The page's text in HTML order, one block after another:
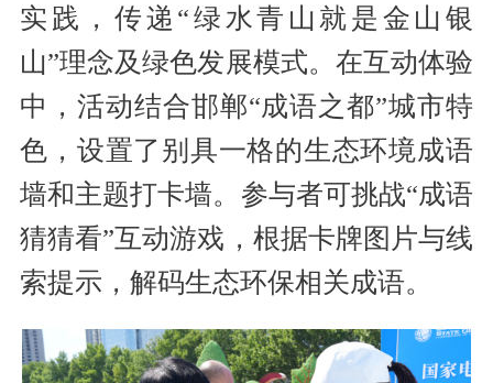
实践，传递“绿水青山就是金山银
山”理念及绿色发展模式。在互动体验
中，活动结合邯郸“成语之都”城市特
色，设置了别具一格的生态环境成语
墙和主题打卡墙。参与者可挑战“成语
猜猜看”互动游戏，根据卡牌图片与线
索提示，解码生态环保相关成语。